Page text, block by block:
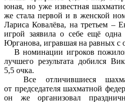
юная, но уже известная
же стала первой и в женской
Лариса Ковалёва, на третьем –
игрой заявила о себе ещё
Юрганова, игравшая на равных
В номинации игроков
лучшего результата добился
5,5 очка.
Все отличившиеся
от председателя шахматной
он же организовал